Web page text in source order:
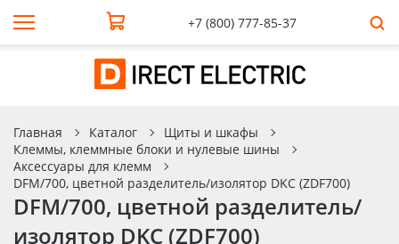
+7 (800) 777-85-37
Главная Каталог
Щиты и шкафы
Клеммы, клеммные блоки и нулевые шины
Аксессуары для клемм
DFM/700, цветной разделитель/изолятор DKC (ZDF700)
DFM/700, цветной разделитель/
изолятор DKC (ZDF700)